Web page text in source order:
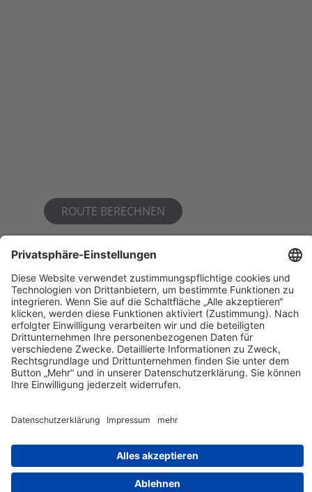
ROUTE BERECHNEN
Verkehrsmittel
Abellio, DB
Veranstaltungsort
Marktplatz Bernburg
Markt 25, 06406 Bernburg
03471 353770
Kontakt Impressum